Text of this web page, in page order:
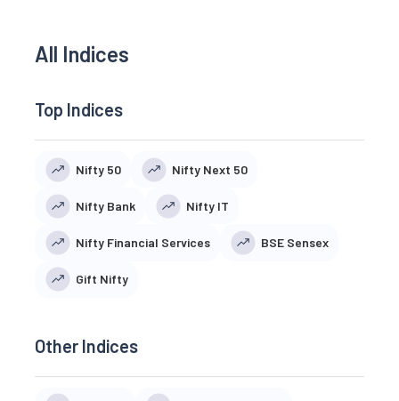
All Indices
Top Indices
Nifty 50 Nifty Next 50
Nifty Bank Nifty IT
Nifty Financial Services BSE Sensex
Gift Nifty
Other Indices